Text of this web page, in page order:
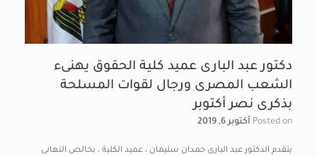
دكتور عبد البارى عميد كلية الحقوق يهنىء
الشعب المصرى ورجال لقوات المسلحة
بذكرى نصر أكتوبر
Posted on أكتوبر 6, 2019
يتقدم الدكتور عبد البارى حمدان سليمان ، عميد الكلية ، بخالص التهانى